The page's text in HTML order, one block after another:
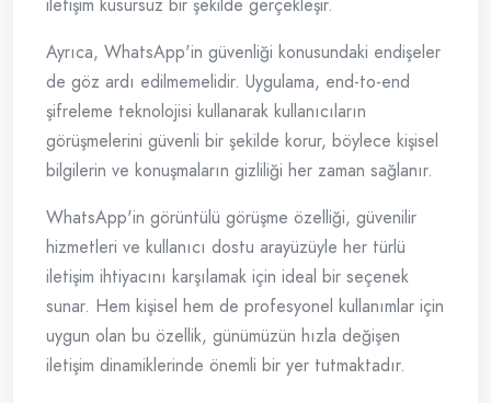
iletişim kusursuz bir şekilde gerçekleşir.
Ayrıca, WhatsApp'in güvenliği konusundaki endişeler
de göz ardı edilmemelidir. Uygulama, end-to-end
şifreleme teknolojisi kullanarak kullanıcıların
görüşmelerini güvenli bir şekilde korur, böylece kişisel
bilgilerin ve konuşmaların gizliliği her zaman sağlanır.
WhatsApp'in görüntülü görüşme özelliği, güvenilir
hizmetleri ve kullanıcı dostu arayüzüyle her türlü
iletişim ihtiyacını karşılamak için ideal bir seçenek
sunar. Hem kişisel hem de profesyonel kullanımlar için
uygun olan bu özellik, günümüzün hızla değişen
iletişim dinamiklerinde önemli bir yer tutmaktadır.